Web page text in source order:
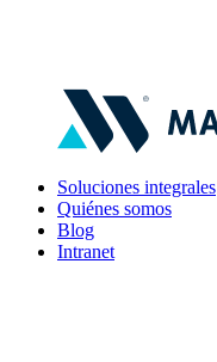
Soluciones integrales
Quiénes somos
Blog
Intranet